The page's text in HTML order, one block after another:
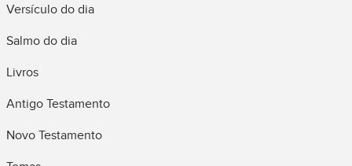
Versículo do dia
Salmo do dia
Livros
Antigo Testamento
Novo Testamento